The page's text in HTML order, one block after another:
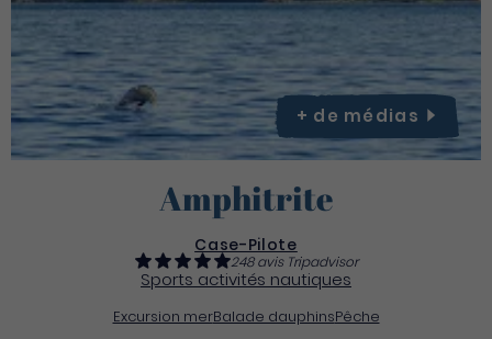
Amphitrite
Case-Pilote
248 avis Tripadvisor
Sports activités nautiques
Excursion merBalade dauphinsPêche
+ de médias